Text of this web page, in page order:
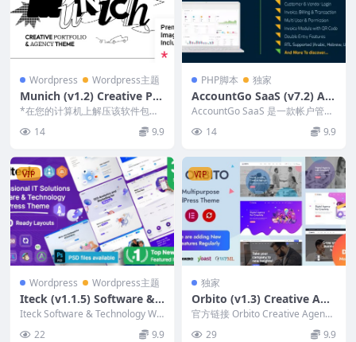
Wordpress Wordpress主题
Munich (v1.2) Creative Por
tfolio & Agency Theme [N
*在您的计算机上解压该软件包并
安装 NULLED 文件，而不是原始
文件。就这些。...
14 9.9
PHP脚本 独家
AccountGo SaaS (v7.2) Acc
ounting and Billing Tool
AccountGo SaaS 是一款帐户管理
软件，可通过密切关注所有业务会
计事项...
14 9.9
VIP
Wordpress Wordpress主题
Iteck (v1.1.5) Software & T
echnology WordPress The
me
Iteck Software & Technology Wo
22 9.9
VIP
独家
Orbito (v1.3) Creative Age
ncy WordPress Theme
官方链接 Orbito Creative Agency
29 9.9